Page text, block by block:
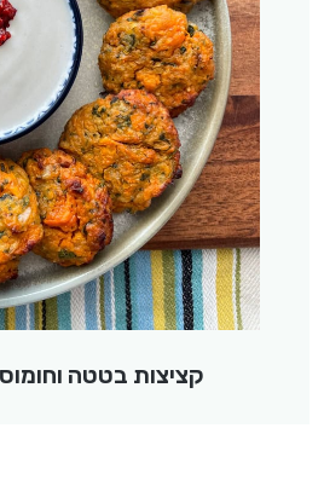
קציצות בטטה